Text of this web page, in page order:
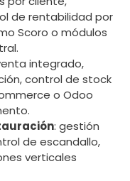
de rentabilidad por
Scoro o módulos
integrado,
control de stock
o Odoo
: gestión
de escandallo,
verticales